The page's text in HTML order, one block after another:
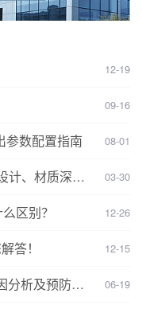
12-19
09-16
参数配置指南 08-01
计、材质深度
03-30
区别？ 12-26
答！ 12-15
分析及预防解
06-19